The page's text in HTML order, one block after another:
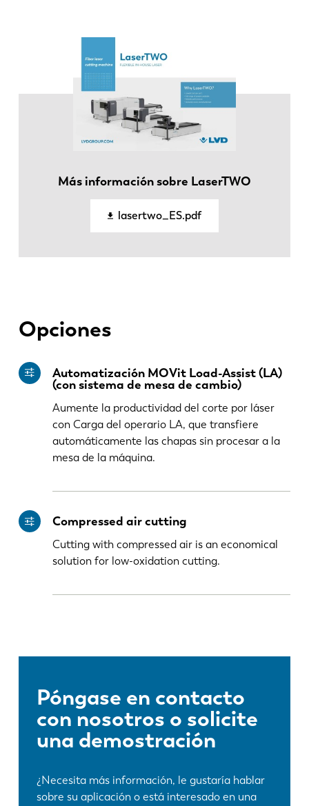
Más información sobre LaserTWO
lasertwo_ES.pdf
Opciones
Automatización MOVit Load-Assist (LA)
(con sistema de mesa de cambio)
Aumente la productividad del corte por láser
con Carga del operario LA, que transfiere
automáticamente las chapas sin procesar a la
mesa de la máquina.
Compressed air cutting
Cutting with compressed air is an economical
solution for low-oxidation cutting.
Póngase en contacto
con nosotros o solicite
una demostración
¿Necesita más información, le gustaría hablar
sobre su aplicación o está interesado en una
PL
KO CN